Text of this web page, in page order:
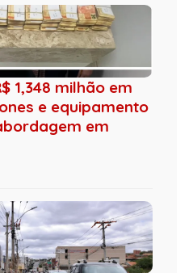
1,348 milhão em
e equipamento
em